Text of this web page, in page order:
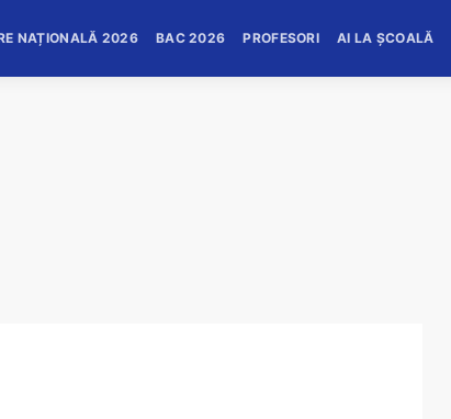
NAȚIONALĂ 2026 BAC 2026 PROFESORI AI LA ȘCOALĂ